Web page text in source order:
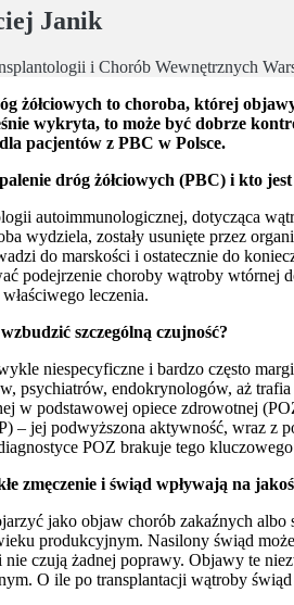
Janik
i Chorób Wewnętrznych
żółciowych to choroba, której
wykryta, to może być dobrze
pacjentów z PBC w Polsce.
dróg żółciowych (PBC) i kto
autoimmunologicznej, dotycząca
wydziela, zostały usunięte przez
do marskości i ostatecznie do
podejrzenie choroby wątroby
leczenia.
szczególną czujność?
niespecyficzne i bardzo często
psychiatrów, endokrynologów, aż
w podstawowej opiece zdrowotnej
– jej podwyższona aktywność, wraz z
POZ brakuje tego
zmęczenie i świąd wpływają na
jako objaw chorób zakaźnych
produkcyjnym. Nasilony świąd
nie czują żadnej poprawy. Objawy te
O ile po transplantacji wątroby